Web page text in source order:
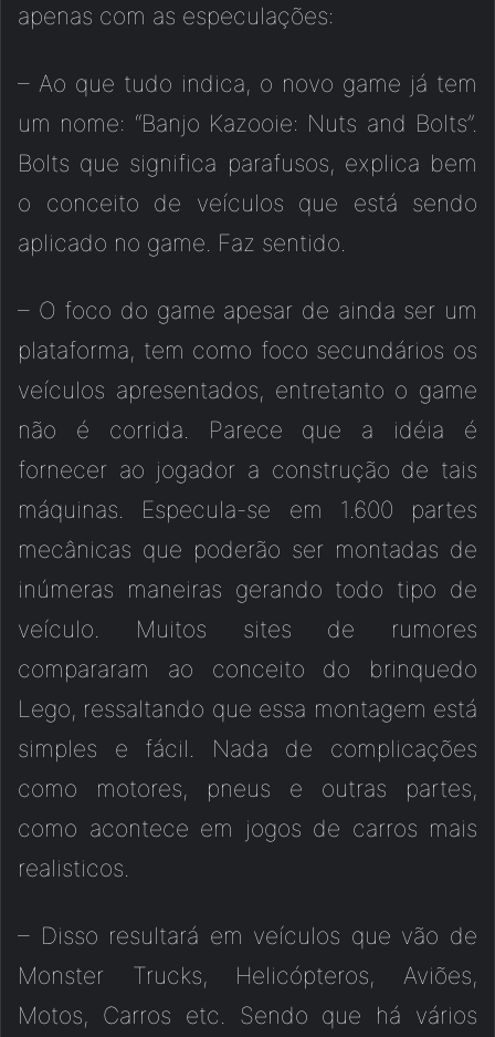
apenas com as especulações:
– Ao que tudo indica, o novo game já tem
um nome: “Banjo Kazooie: Nuts and Bolts”.
Bolts que significa parafusos, explica bem
o conceito de veículos que está sendo
aplicado no game. Faz sentido.
– O foco do game apesar de ainda ser um
plataforma, tem como foco secundários os
veículos apresentados, entretanto o game
não é corrida. Parece que a idéia é
fornecer ao jogador a construção de tais
máquinas. Especula-se em 1.600 partes
mecânicas que poderão ser montadas de
inúmeras maneiras gerando todo tipo de
veículo. Muitos sites de rumores
compararam ao conceito do brinquedo
Lego, ressaltando que essa montagem está
simples e fácil. Nada de complicações
como motores, pneus e outras partes,
como acontece em jogos de carros mais
realisticos.
– Disso resultará em veículos que vão de
Monster Trucks, Helicópteros, Aviões,
Motos, Carros etc. Sendo que há vários